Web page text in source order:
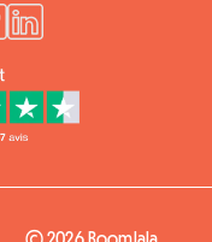
© 2026 Roomlala